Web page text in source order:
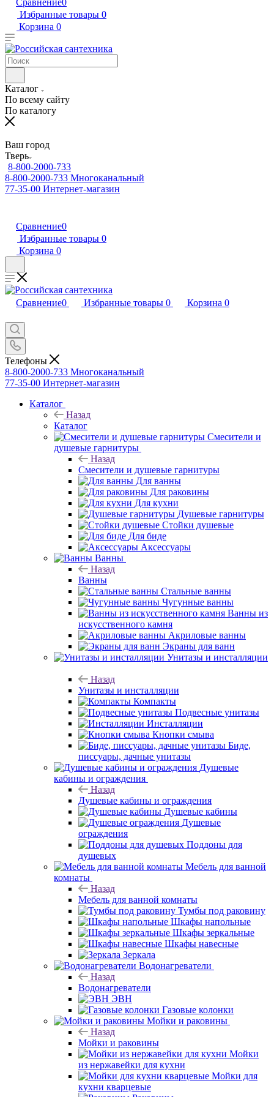
Сравнение0
Избранные товары 0
Корзина 0
Каталог
По всему сайту
По каталогу
Ваш город
Тверь
8-800-2000-733
8-800-2000-733 Многоканальный
77-35-00 Интернет-магазин
Сравнение0
Избранные товары 0
Корзина 0
Сравнение0 Избранные товары 0 Корзина 0
Телефоны
8-800-2000-733 Многоканальный
77-35-00 Интернет-магазин
Каталог
Назад
Каталог
Смесители и
душевые гарнитуры
Назад
Смесители и душевые гарнитуры
Для ванны
Для раковины
Для кухни
Душевые гарнитуры
Стойки душевые
Для биде
Аксессуары
Ванны
Назад
Ванны
Стальные ванны
Чугунные ванны
Ванны из
искусственного камня
Акриловые ванны
Экраны для ванн
Унитазы и инсталляции
Назад
Унитазы и инсталляции
Компакты
Подвесные унитазы
Инсталляции
Кнопки смыва
Биде,
писсуары, дачные унитазы
Душевые
кабины и ограждения
Назад
Душевые кабины и ограждения
Душевые кабины
Душевые
ограждения
Поддоны для
душевых
Мебель для ванной
комнаты
Назад
Мебель для ванной комнаты
Тумбы под раковину
Шкафы напольные
Шкафы зеркальные
Шкафы навесные
Зеркала
Водонагреватели
Назад
Водонагреватели
ЭВН
Газовые колонки
Мойки и раковины
Назад
Мойки и раковины
Мойки
из нержавейки для кухни
Мойки для
кухни кварцевые